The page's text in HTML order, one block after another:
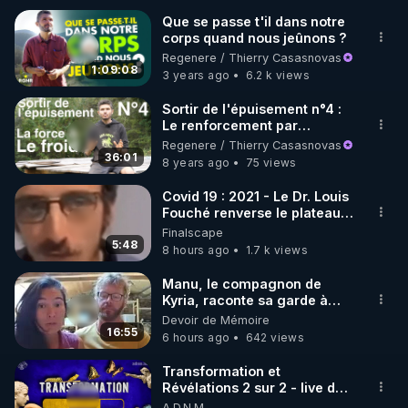
🌱 INSTAGRAM
https://www.instagram.com/rdlr_thierrycasasnovas/
http://rgnr.li/instagram
🌱 LA NEWSLETTER
Pour ne pas rater l’actualité RGNR (stages,
http://rgnr.li/news
🌱 VIDÉOS NON CENSURÉES SUR ODYSEE
Toutes les vidéos Youtube sont aussi sur la
http://rgnr.li/odysee
🌱 LES STAGES EN PRÉSENTIEL
1:09:08
Que se passe t'il dans notre
corps quand nous jeûnons ?
Regenere / Thierry Casasnovas
3 years ago
6.2 k views
36:01
Sortir de l'épuisement n°4 :
Le renforcement par
l'exposition volontaire au
froid (Hormèse)
Regenere / Thierry Casasnovas
8 years ago
75 views
5:48
Covid 19 : 2021 - Le Dr. Louis
Fouché renverse le plateau
de CNews !
Finalscape
8 hours ago
1.7 k views
16:55
Manu, le compagnon de
Kyria, raconte sa garde à
vue musclée. PARTAGEZ!
Devoir de Mémoire
6 hours ago
642 views
Transformation et
Révélations 2 sur 2 - live du
07/08/26